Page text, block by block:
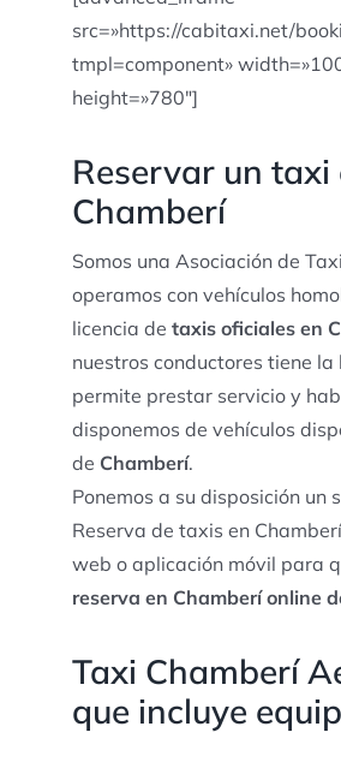
src=»https://cabitaxi.net/
tmpl=component»
height=»780″]
Reservar un taxi
Chamberí
Somos una Asociación de
operamos con vehículos
licencia de taxis oficiales en
nuestros conductores tiene
permite prestar servicio y
disponemos de vehículos
de Chamberí.
Ponemos a su disposición un
Reserva de taxis en
web o aplicación móvil para
reserva en Chamberí online
Taxi Chamberí
que incluye